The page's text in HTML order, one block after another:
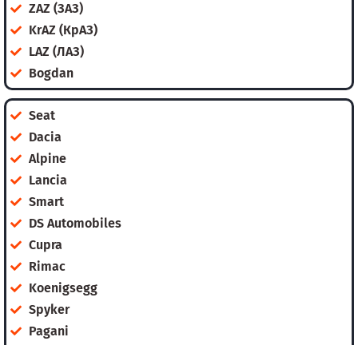
ZAZ (ЗАЗ)
KrAZ (КрАЗ)
LAZ (ЛАЗ)
Bogdan
Seat
Dacia
Alpine
Lancia
Smart
DS Automobiles
Cupra
Rimac
Koenigsegg
Spyker
Pagani